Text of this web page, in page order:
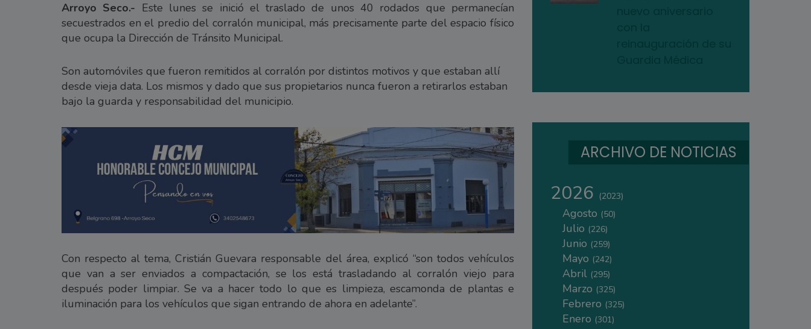
Arroyo Seco.- Este lunes se inició el traslado de unos 40 rodados que permanecían
secuestrados en el predio del corralón municipal, más precisamente parte del espacio físico
que ocupa la Dirección de Tránsito Municipal.
Son automóviles que fueron remitidos al corralón por distintos motivos y que estaban allí
desde vieja data. Los mismos y dado que sus propietarios nunca fueron a retirarlos estaban
bajo la guarda y responsabilidad del municipio.
Con respecto al tema, Cristián Guevara responsable del área, explicó “son todos vehículos
que van a ser enviados a compactación, se los está trasladando al corralón viejo para
después poder limpiar. Se va a hacer todo lo que es limpieza, escamonda de plantas e
iluminación para los vehículos que sigan entrando de ahora en adelante”.
ARCHIVO DE NOTICIAS
2026 (2023)
Agosto (50)
Julio (226)
Junio (259)
Mayo (242)
Abril (295)
Marzo (325)
Febrero (325)
Enero (301)